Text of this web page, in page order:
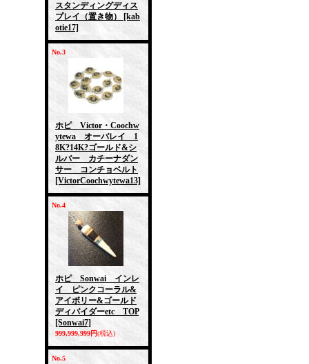
スタンディングディス
プレイ（置き物）
[kab
otie17]
No.3
ホピ Victor・Coochw
ytewa オーバレイ 1
8K?14K?ゴールド&シ
ルバー カチーナダン
サー コンチョベルト
[VictorCoochwytewa13]
No.4
ホピ Sonwai インレ
イ ピンクコーラル&
アイボリー&ゴールド
ディバイダーetc TOP
[Sonwai7]
999,999,999円(税込)
No.5